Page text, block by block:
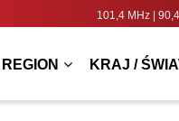
101,4 MHz |
REGION KRAJ /